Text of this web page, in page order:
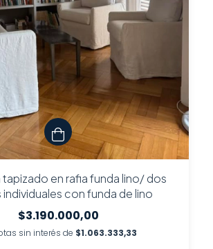
tapizado en rafia funda lino/ dos
individuales con funda de lino
$3.190.000,00
sin interés de $1.063.333,33